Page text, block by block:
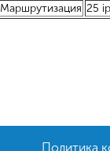
Маршрутизация 25
Политика